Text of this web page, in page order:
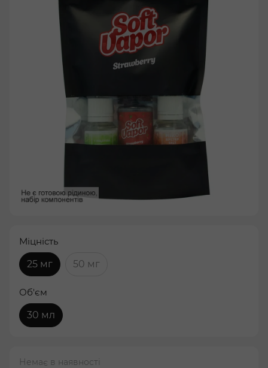
Міцність
25 мг
50 мг
Об'єм
30 мл
Немає в наявності